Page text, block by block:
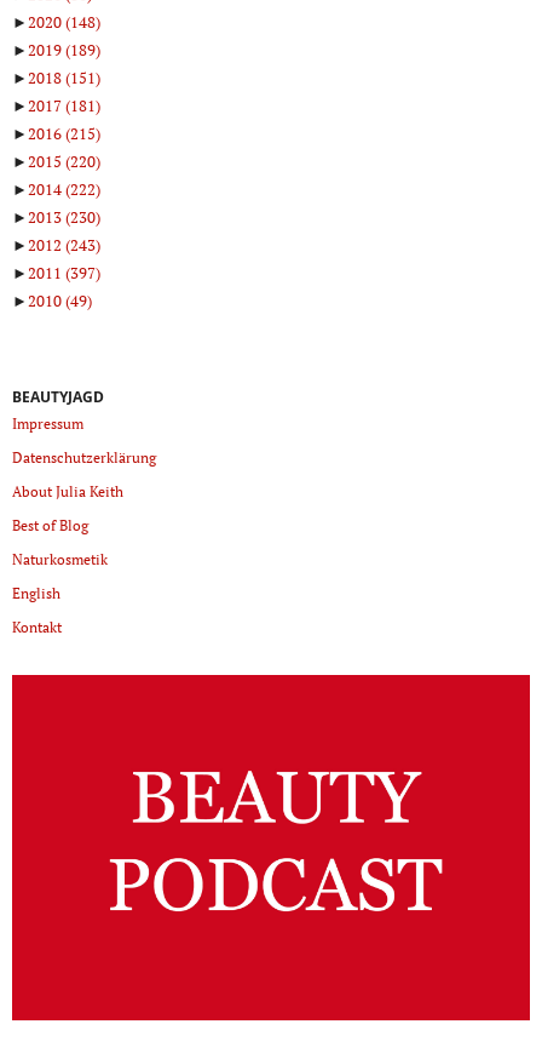
►2020(148)
►2019(189)
►2018(151)
►2017(181)
►2016(215)
►2015 (220)
►2014(222)
►2013(230)
►2012 (243)
►2011 (397)
►2010(49)
BEAUTYJAGD
Impressum
Datenschutzerklärung
About Julia Keith
Best of Blog
Naturkosmetik
English
Kontakt